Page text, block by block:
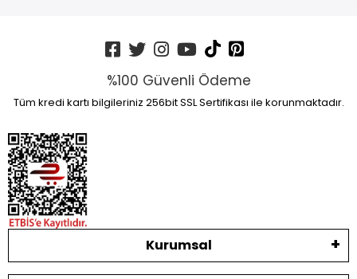
%100 Güvenli Ödeme
Tüm kredi kartı bilgileriniz 256bit SSL Sertifikası ile korunmaktadır.
Kurumsal